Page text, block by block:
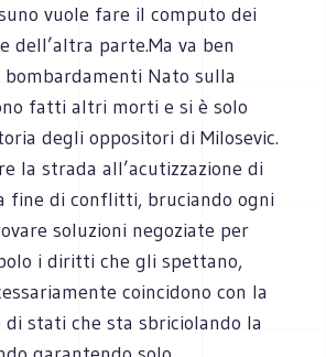
vuole fare il computo dei
dell’altra parte.Ma va ben
Nato sulla
fatti altri morti e si è solo
degli oppositori di Milosevic.
la strada all’acutizzazione di
fine di conflitti, bruciando ogni
soluzioni negoziate per
i diritti che gli spettano,
coincidono con la
stati che sta sbriciolando la